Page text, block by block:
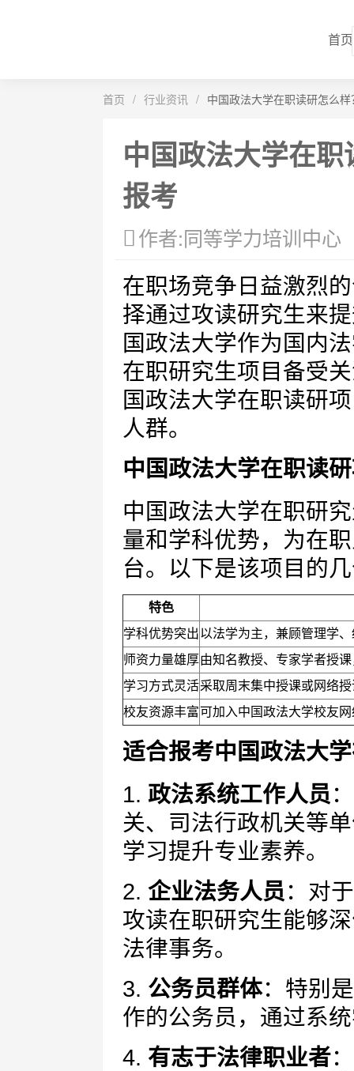
首页
首页 / 行业资讯 / 中国政法大学在职读研怎么
中国政法大学在
报考
作者:同等学力培训中心
在职场竞争日益激烈
择通过攻读研究生来
国政法大学作为国内
在职研究生项目备受
国政法大学在职读研
人群。
中国政法大学在职读
中国政法大学在职研
量和学科优势，为在
台。以下是该项目的
特色
学科优势突出以法学为主，兼顾管理学
师资力量雄厚由知名教授、专家学者授
学习方式灵活采取周末集中授课或网络
校友资源丰富可加入中国政法大学校友
适合报考中国政法大
1. 政法系统工作人员
关、司法行政机关等
学习提升专业素养。
2. 企业法务人员 ：对
攻读在职研究生能够
法律事务。
3. 公务员群体：特别
作的公务员，通过系
4. 有志于法律职业者